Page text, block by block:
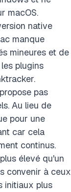
macOS.
native
manque
mineures et de
plugins
pas
Au lieu de
pour une
car cela
continus.
élevé qu'un
convenir à ceux
initiaux plus